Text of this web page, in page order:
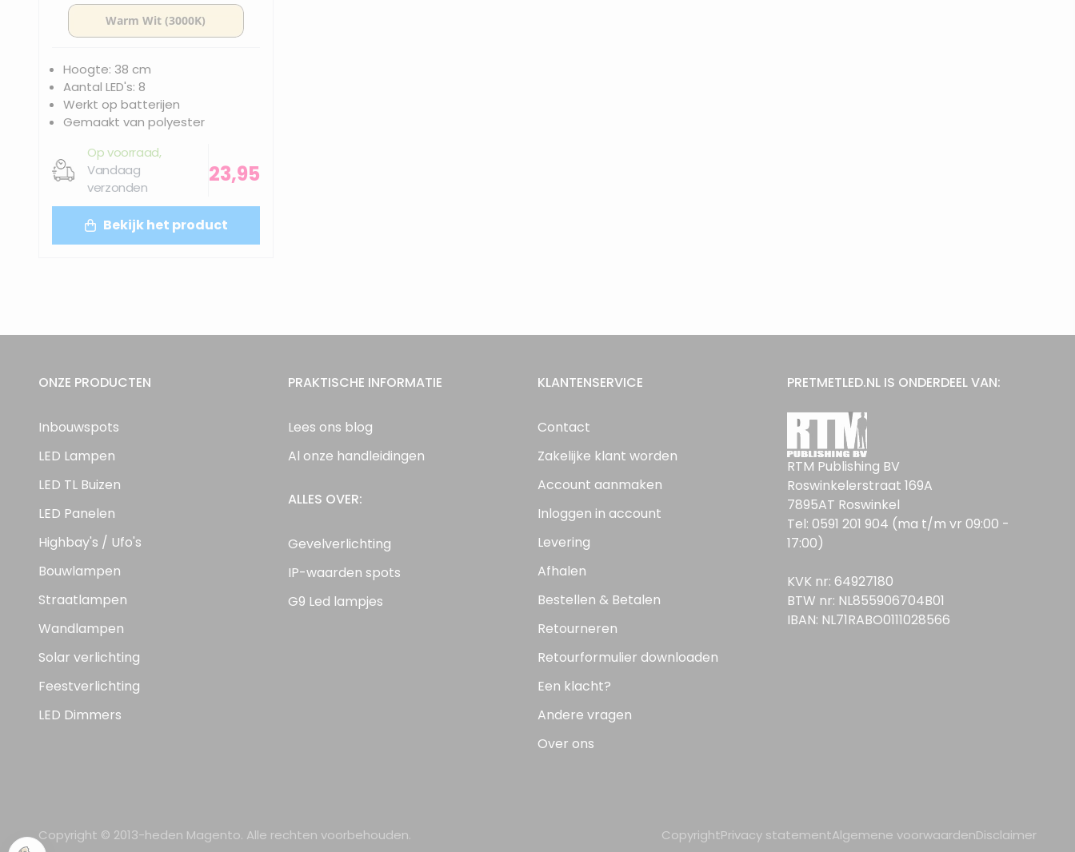
Hoogte: 38 cm
Aantal LED's: 8
Werkt op batterijen
Gemaakt van polyester
Op voorraad,
Vandaag
verzonden
23,95
Bekijk het product
ONZE PRODUCTEN
Inbouwspots
LED Lampen
LED TL Buizen
LED Panelen
Highbay's / Ufo's
Bouwlampen
Straatlampen
Wandlampen
Solar verlichting
Feestverlichting
LED Dimmers
PRAKTISCHE INFORMATIE
Lees ons blog
Al onze handleidingen
ALLES OVER:
Gevelverlichting
IP-waarden spots
G9 Led lampjes
KLANTENSERVICE
Contact
Zakelijke klant worden
Account aanmaken
Inloggen in account
Levering
Afhalen
Bestellen & Betalen
Retourneren
Retourformulier downloaden
Een klacht?
Andere vragen
Over ons
PRETMETLED.NL IS ONDERDEEL VAN:
RTM Publishing BV
Roswinkelerstraat 169A
7895AT Roswinkel
Tel: 0591 201 904 (ma t/m vr 09:00 -
17:00)
KVK nr: 64927180
BTW nr: NL855906704B01
IBAN: NL71RABO0111028566
Copyright © 2013-heden Magento. Alle rechten voorbehouden. CopyrightPrivacy statementAlgemene voorwaardenDisclaimer